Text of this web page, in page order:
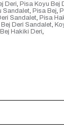
Deri, Pisa Koyu Bej
Sandalet, Pisa Bej,
Sandalet, Pisa
Bej Deri Sandalet,
Bej Hakiki Deri,